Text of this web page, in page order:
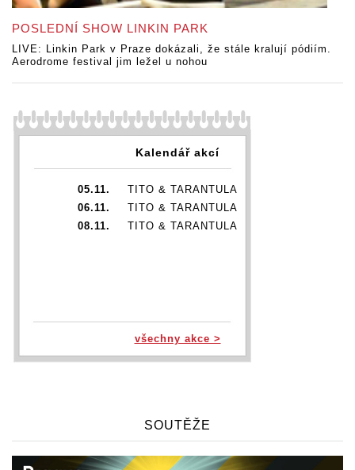
POSLEDNÍ SHOW LINKIN PARK
LIVE: Linkin Park v Praze dokázali, že stále kralují pódiím.
Aerodrome festival jim ležel u nohou
Kalendář akcí
05.11.
TITO & TARANTULA
06.11.
TITO & TARANTULA
08.11.
TITO & TARANTULA
všechny akce >
SOUTĚŽE